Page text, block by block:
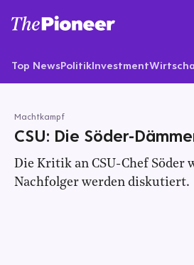
Top NewsPolitikInvestment
Machtkampf
CSU: Die Söder-
Die Kritik an CSU-Chef Söder
Nachfolger werden diskutiert.